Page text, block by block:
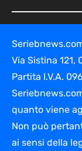
Via Sistina 121,
Partita I.V.A.
quanto viene
Non può
ai sensi della